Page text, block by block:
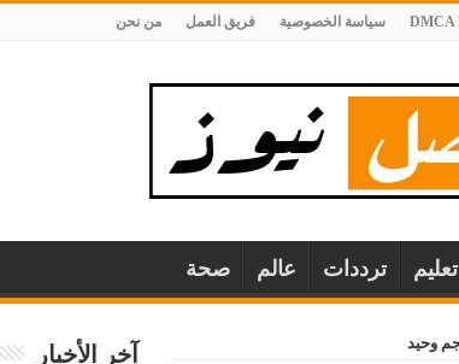
سياسة الخصوصية فريق العمل من نحن
تعليم ترددات عالم صحة
آخر الأخبار